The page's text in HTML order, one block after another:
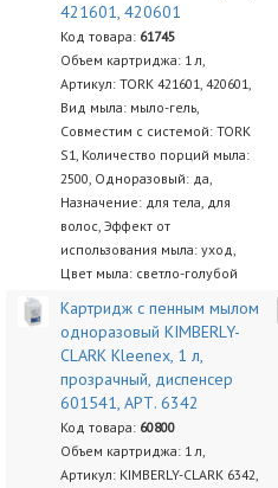
421601, 420601
Код товара: 61745
Объем картриджа: 1 л,
Артикул: TORK 421601, 420601,
Вид мыла: мыло-гель,
Совместим с системой: TORK
S1, Количество порций мыла:
2500, Одноразовый: да,
Назначение: для тела, для
волос, Эффект от
использования мыла: уход,
Цвет мыла: светло-голубой
Картридж с пенным мылом
одноразовый KIMBERLY-
CLARK Kleenex, 1 л,
прозрачный, диспенсер
601541, АРТ. 6342
Код товара: 60800
Объем картриджа: 1 л,
Артикул: KIMBERLY-CLARK 6342,